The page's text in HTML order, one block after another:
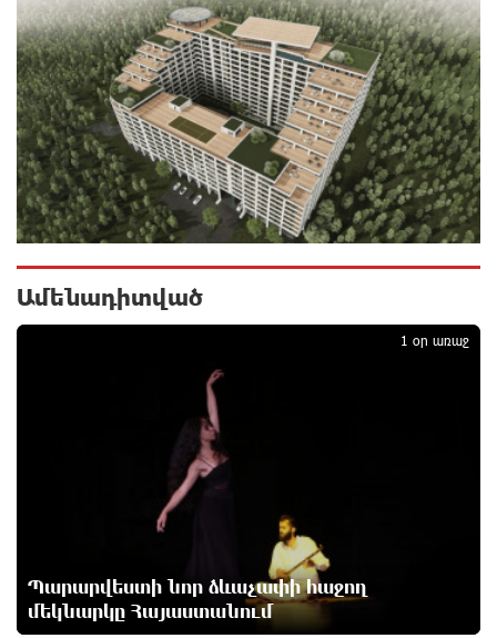
Հարավային Լիբանանում պայթյունի հետևանքով
զոհվել է առնվազն երկու իսրայելցի զինծառայող
6 ժամ առաջ
Բախվել են «Jeep»-ն ու «Ford»-ը. կա 4 վիրավոր
6 ժամ առաջ
Խոշոր հրդեհ՝ Գավառի Արծվաքար թաղամասի
ԱՄՆ-ը հանել է Իրանի ԻՀՊԿ-ին առնչվող երկու
ինքնաթիռի և երեք ավիաընկերության նկատմամբ
պատժամիջոցները
Լոնդոնի կենտրոնում զինված անձը դանակով
հարձակում է գործել. 4 վիրավոր կա
Ռուսական ԱԹՍ-ներ արտադրող ընկերության
ղեկավարի դեմ մահափորձ է կատարվել
Ամենադիտված
Պարարվեստի նոր ձևաչափի հաջող
մեկնարկը Հայաստանում
1 օր առաջ
1